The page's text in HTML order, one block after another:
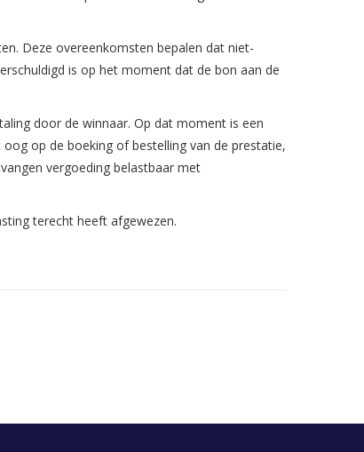
Deze overeenkomsten bepalen dat niet-
is op het moment dat de bon aan de
door de winnaar. Op dat moment is een
op de boeking of bestelling van de prestatie,
vergoeding belastbaar met
terecht heeft afgewezen.